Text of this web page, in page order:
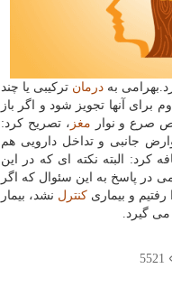
به درمان تركیبی یا چند
برای آنها تجویز شود و اگر باز
صرع و نوار مغز ، تصریح كرد:
جانبی و تداخل دارویی هم
كرد: البته نكته ای كه در این
در پاسخ به این سئوال كه اگر
و بیماری كنترل نشد، بیمار
گیرد.
5521